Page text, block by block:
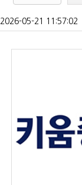
2026-05-21 11:57:02